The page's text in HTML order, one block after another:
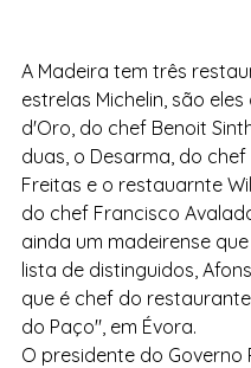
A Madeira tem três
estrelas Michelin, são eles
d'Oro, do chef Benoit
duas, o Desarma, do
Freitas e o restauarnte
do chef Francisco
ainda um madeirense
lista de distinguidos,
que é chef do
do Paço", em Évora.
O presidente do Governo